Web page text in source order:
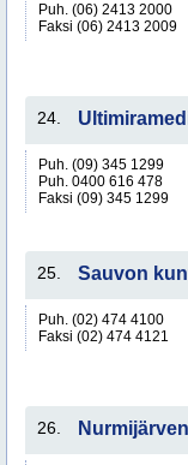
Puh. (06) 2413 2000
Faksi (06) 2413 2009
24.
Puh. (09) 345 1299
Puh. 0400 616 478
Faksi (09) 345 1299
25. Sauvon
Puh. (02) 474 4100
Faksi (02) 474 4121
26.